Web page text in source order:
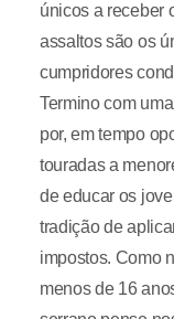
únicos a receber
assaltos são os
cumpridores
Termino com
por, em tempo
touradas a
de educar os
tradição de
impostos. Como
menos de 16